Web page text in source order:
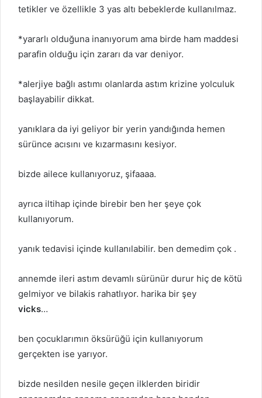
tetikler ve özellikle 3 yas altı bebeklerde kullanılmaz.
*yararlı olduğuna inanıyorum ama birde ham maddesi
parafin olduğu için zararı da var deniyor.
*alerjiye bağlı astımı olanlarda astım krizine yolculuk
başlayabilir dikkat.
yanıklara da iyi geliyor bir yerin yandığında hemen
sürünce acısını ve kızarmasını kesiyor.
bizde ailece kullanıyoruz, şifaaaa.
ayrıca iltihap içinde birebir ben her şeye çok
kullanıyorum.
yanık tedavisi içinde kullanılabilir. ben demedim çok .
annemde ileri astım devamlı sürünür durur hiç de kötü
gelmiyor ve bilakis rahatlıyor. harika bir şey
vicks…
ben çocuklarımın öksürüğü için kullanıyorum
gerçekten ise yarıyor.
bizde nesilden nesile geçen ilklerden biridir